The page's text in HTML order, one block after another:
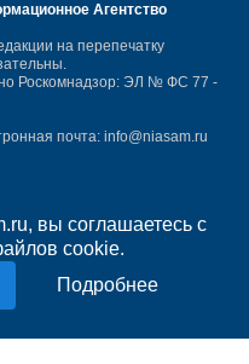
вы соглашаетесь с
cookie.
Подробнее
Агентство
на перепечатку
Роскомнадзор: ЭЛ № ФС 77 -
почта: info@niasam.ru